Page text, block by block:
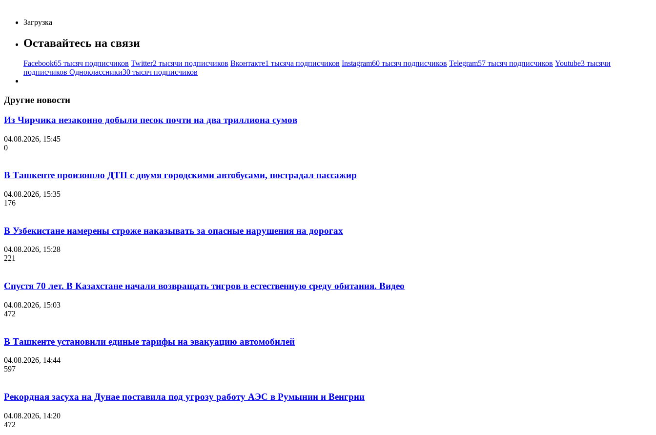
Загрузка
Оставайтесь на связи
Facebook65 тысяч подписчиков Twitter2 тысячи подписчиков Вконтакте1 тысяча подписчиков Instagram60 тысяч подписчиков Telegram57 тысяч подписчиков Youtube3 тысячи
подписчиков Одноклассники30 тысяч подписчиков
Другие новости
Из Чирчика незаконно добыли песок почти на два триллиона сумов
04.08.2026, 15:45
0
В Ташкенте произошло ДТП с двумя городскими автобусами, пострадал пассажир
04.08.2026, 15:35
176
В Узбекистане намерены строже наказывать за опасные нарушения на дорогах
04.08.2026, 15:28
221
Спустя 70 лет. В Казахстане начали возвращать тигров в естественную среду обитания. Видео
04.08.2026, 15:03
472
В Ташкенте установили единые тарифы на эвакуацию автомобилей
04.08.2026, 14:44
597
Рекордная засуха на Дунае поставила под угрозу работу АЭС в Румынии и Венгрии
04.08.2026, 14:20
472